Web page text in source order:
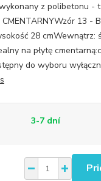
z polibetonu -
13 -
28 cmWewnątrz:
na płytę
do wyboru
3-7 dní